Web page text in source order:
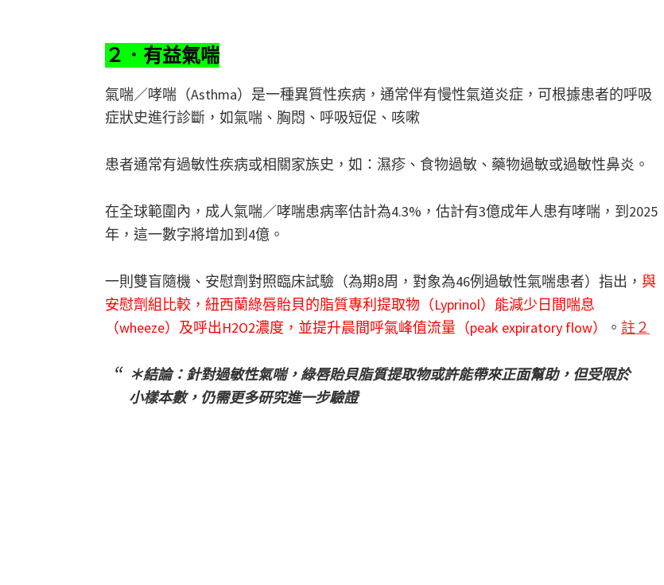
２．有益氣喘
氣喘／哮喘（Asthma）是一種異質性疾病，通常伴有慢性氣道炎症，可根據患者的呼吸
症狀史進行診斷，如氣喘、胸悶、呼吸短促、咳嗽
患者通常有過敏性疾病或相關家族史，如：濕疹、食物過敏、藥物過敏或過敏性鼻炎。
在全球範圍內，成人氣喘／哮喘患病率估計為4.3%，估計有3億成年人患有哮喘，到2025
年，這一數字將增加到4億。
一則雙盲隨機、安慰劑對照臨床試驗（為期8周，對象為46例過敏性氣喘患者）指出， 與
安慰劑組比較，紐西蘭綠唇貽貝的脂質專利提取物（Lyprinol）能減少日間喘息
（wheeze）及呼出H2O2濃度，並提升晨間呼氣峰值流量（peak expiratory flow）
。 註２
＊結論：針對過敏性氣喘，綠唇貽貝脂質提取物或許能帶來正面幫助，但受限於
小樣本數，仍需更多研究進一步驗證